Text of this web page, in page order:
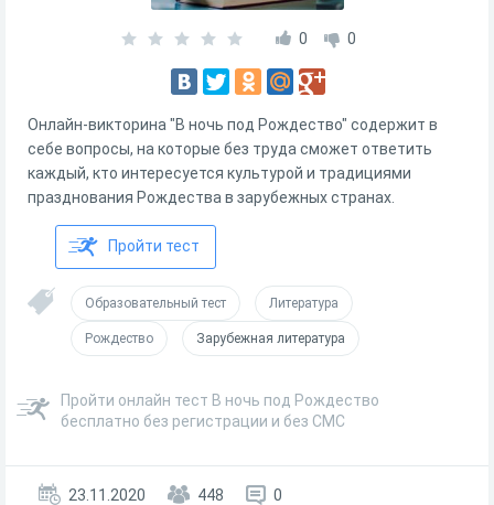
0 0
Онлайн-викторина "В ночь под Рождество" содержит в
себе вопросы, на которые без труда сможет ответить
каждый, кто интересуется культурой и традициями
празднования Рождества в зарубежных странах.
Пройти тест
Образовательный тест Литература
Рождество Зарубежная литература
Пройти онлайн тест В ночь под Рождество
бесплатно без регистрации и без СМС
23.11.2020 448 0